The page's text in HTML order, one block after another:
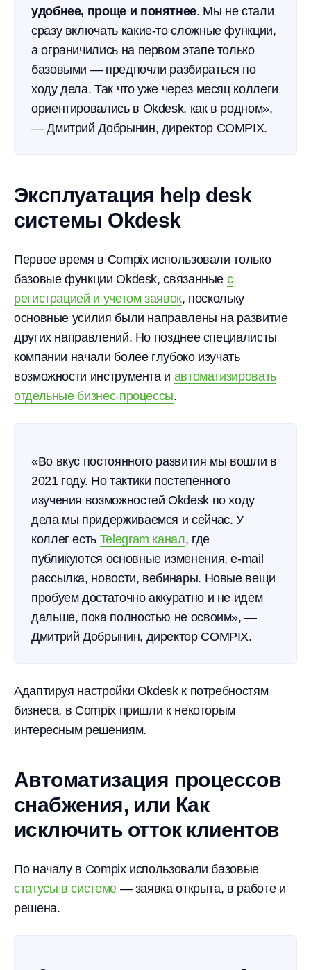
удобнее, проще и понятнее. Мы не стали
сразу включать какие-то сложные функции,
а ограничились на первом этапе только
базовыми — предпочли разбираться по
ходу дела. Так что уже через месяц коллеги
ориентировались в Okdesk, как в родном»,
— Дмитрий Добрынин, директор COMPIX.
Эксплуатация help desk
системы Okdesk
Первое время в Compix использовали только
базовые функции Okdesk, связанные с
регистрацией и учетом заявок, поскольку
основные усилия были направлены на развитие
других направлений. Но позднее специалисты
компании начали более глубоко изучать
возможности инструмента и автоматизировать
отдельные бизнес-процессы.
«Во вкус постоянного развития мы вошли в
2021 году. Но тактики постепенного
изучения возможностей Okdesk по ходу
дела мы придерживаемся и сейчас. У
коллег есть Telegram канал, где
публикуются основные изменения, e-mail
рассылка, новости, вебинары. Новые вещи
пробуем достаточно аккуратно и не идем
дальше, пока полностью не освоим», —
Дмитрий Добрынин, директор COMPIX.
Адаптируя настройки Okdesk к потребностям
бизнеса, в Compix пришли к некоторым
интересным решениям.
Автоматизация процессов
снабжения, или Как
исключить отток клиентов
По началу в Compix использовали базовые
статусы в системе— заявка открыта, в работе и
решена.